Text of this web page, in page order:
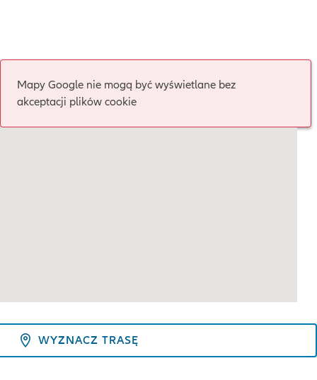
Mapy Google nie mogą być wyświetlane bez
akceptacji plików cookie
WYZNACZ TRASĘ